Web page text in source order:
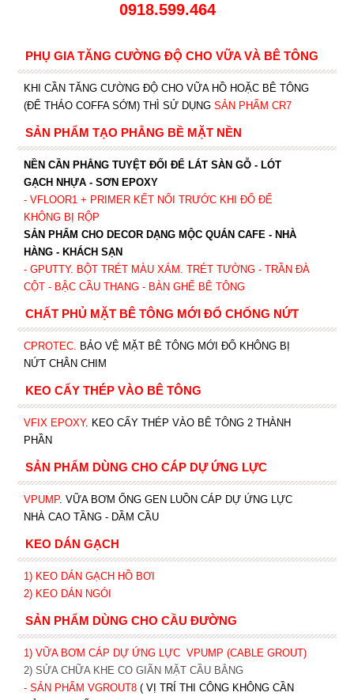
0918.599.464
PHỤ GIA TĂNG CƯỜNG ĐỘ CHO VỮA VÀ BÊ TÔNG
KHI CẦN TĂNG CƯỜNG ĐỘ CHO VỮA HỒ HOẶC BÊ TÔNG
(ĐỂ THÁO COFFA SỚM) THÌ SỬ DỤNG SẢN PHẨM CR7
SẢN PHẨM TẠO PHẲNG BỀ MẶT NỀN
NỀN CẦN PHẲNG TUYỆT ĐỐI ĐỂ LÁT SÀN GỖ - LÓT
GẠCH NHỰA - SƠN EPOXY
- VFLOOR1+ PRIMER KẾT NỐI TRƯỚC KHI ĐỔ ĐỂ
KHÔNG BỊ RỘP
SẢN PHẨM CHO DECOR DẠNG MỘC QUÁN CAFE - NHÀ
HÀNG - KHÁCH SẠN
- GPUTTY. BỘT TRÉT MÀU XÁM. TRÉT TƯỜNG - TRẦN ĐÀ
CỘT - BẬC CẦU THANG - BÀN GHẾ BÊ TÔNG
CHẤT PHỦ MẶT BÊ TÔNG MỚI ĐỔ CHỐNG NỨT
CPROTEC. BẢO VỆ MẶT BÊ TÔNG MỚI ĐỔ KHÔNG BỊ
NỨT CHÂN CHIM
KEO CẤY THÉP VÀO BÊ TÔNG
VFIX EPOXY. KEO CẤY THÉP VÀO BÊ TÔNG 2 THÀNH
PHẦN
SẢN PHẨM DÙNG CHO CÁP DỰ ỨNG LỰC
VPUMP. VỮA BƠM ỐNG GEN LUỒN CÁP DỰ ỨNG LỰC
NHÀ CAO TẦNG - DẦM CẦU
KEO DÁN GẠCH
1) KEO DÁN GẠCH HỒ BƠI
2) KEO DÁN NGÓI
SẢN PHẨM DÙNG CHO CẦU ĐƯỜNG
1) VỮA BƠM CÁP DỰ ỨNG LỰC VPUMP (CABLE GROUT)
2) SỬA CHỮA KHE CO GIÃN MẶT CẦU BẰNG
- SẢN PHẨM VGROUT8 ( VỊ TRÍ THI CÔNG KHÔNG CẦN